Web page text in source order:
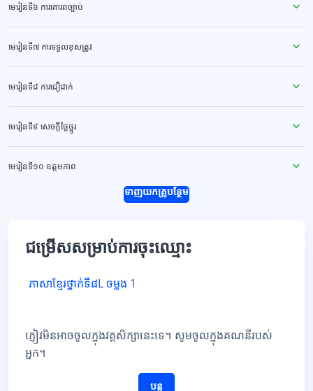
មេរៀនទី៦ ការគោរពច្បាប់
មេរៀនទី៧ ការទទួលខុសត្រូវ
មេរៀនទី៨ ការជឿជាក់
មេរៀនទី៩ សេចក្ដីថ្លៃថ្នូរ
មេរៀនទី១០ ឧត្តមភាព
ទាញយកគ្រូបន្ថែម
ជម្រើសសម្រាប់ការចុះឈ្មោះ
ភាសាខ្មែរថ្នាក់ទី៨L ចម្លង 1
ភ្ញៀវមិនអាចចូលក្នុងវគ្គសិក្សានេះទេ។ សូមចូលក្នុងគណនីរបស់
អ្នក។
បន្ត